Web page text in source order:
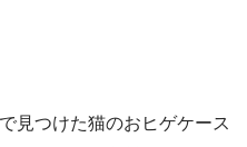
見つけた猫のおヒゲケース